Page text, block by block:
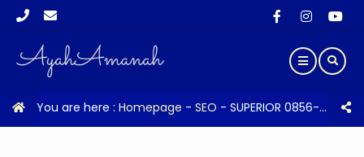
You are here : Homepage - SEO - SUPERIOR 0856-4028-7456 | Jual Wind Deflector Topi Kabin Mobil Truk Indomaret Alfamart